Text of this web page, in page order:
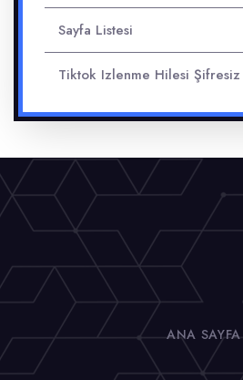
Sayfa Listesi
Tiktok Izlenme Hilesi Şifresiz
ANA SAYFA